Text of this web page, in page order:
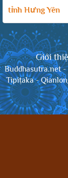
tỉnh Hưng Yên
Giới
Buddhasutra.net-
Tipiṭaka-